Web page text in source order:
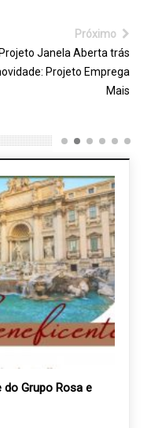
Próximo
Projeto Janela Aberta trás
Projeto Emprega
Mais
Grupo Rosa e